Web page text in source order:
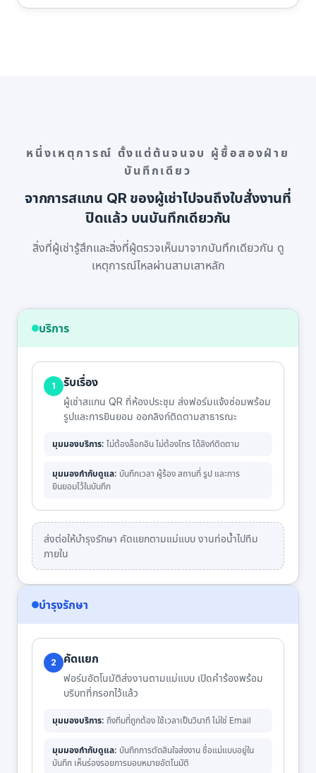
หนึ่งเหตุการณ์ ตั้งแต่ต้นจนจบ ผู้ซื้อสองฝ่าย
บันทึกเดียว
จากการสแกน QR ของผู้เช่าไปจนถึงใบสั่งงานที่
ปิดแล้ว บนบันทึกเดียวกัน
สิ่งที่ผู้เช่ารู้สึกและสิ่งที่ผู้ตรวจเห็นมาจากบันทึกเดียวกัน ดู
เหตุการณ์ไหลผ่านสามเสาหลัก
บริการ
1 รับเรื่อง
ผู้เช่าสแกน QR ที่ห้องประชุม ส่งฟอร์มแจ้งซ่อมพร้อม
รูปและการยินยอม ออกลิงก์ติดตามสาธารณะ
มุมมองบริการ: ไม่ต้องล็อกอิน ไม่ต้องโทร ได้ลิงก์ติดตาม
มุมมองกำกับดูแล: บันทึกเวลา ผู้ร้อง สถานที่ รูป และการ
ยินยอมไว้ในบันทึก
ส่งต่อให้บำรุงรักษา คัดแยกตามแม่แบบ งานท่อน้ำไปทีม
ภายใน
บำรุงรักษา
2 คัดแยก
ฟอร์มอัตโนมัติส่งงานตามแม่แบบ เปิดคำร้องพร้อม
บริบทที่กรอกไว้แล้ว
มุมมองบริการ: ถึงทีมที่ถูกต้อง ใช้เวลาเป็นวินาที ไม่ใช่ Email
มุมมองกำกับดูแล: บันทึกการตัดสินใจส่งงาน ชื่อแม่แบบอยู่ใน
บันทึก เห็นร่องรอยการมอบหมายอัตโนมัติ